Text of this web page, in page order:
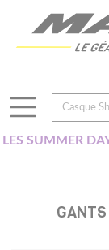
LES SUMMER